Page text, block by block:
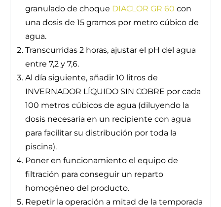
granulado de choque DIACLOR GR 60 con
una dosis de 15 gramos por metro cúbico de
agua.
Transcurridas 2 horas, ajustar el pH del agua
entre 7,2 y 7,6.
Al día siguiente, añadir 10 litros de
INVERNADOR LÍQUIDO SIN COBRE por cada
100 metros cúbicos de agua (diluyendo la
dosis necesaria en un recipiente con agua
para facilitar su distribución por toda la
piscina).
Poner en funcionamiento el equipo de
filtración para conseguir un reparto
homogéneo del producto.
Repetir la operación a mitad de la temporada